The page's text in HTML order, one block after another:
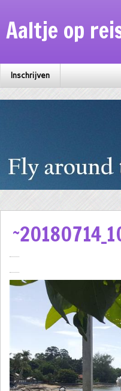
Aaltje op
Inschrijven